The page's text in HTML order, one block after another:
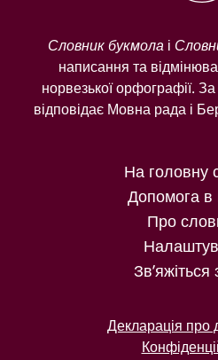
Словник букмолаі
написання та
норвезької орфографії.
відповідає Мовна рада і
На головну
Допомога в
Про
Декларація про